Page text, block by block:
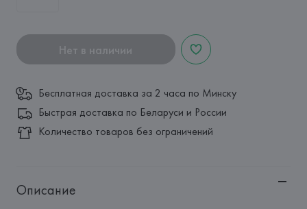
Нет в наличии
Бесплатная доставка за 2 часа по Минску
Быстрая доставка по Беларуси и России
Количество товаров без ограничений
Описание